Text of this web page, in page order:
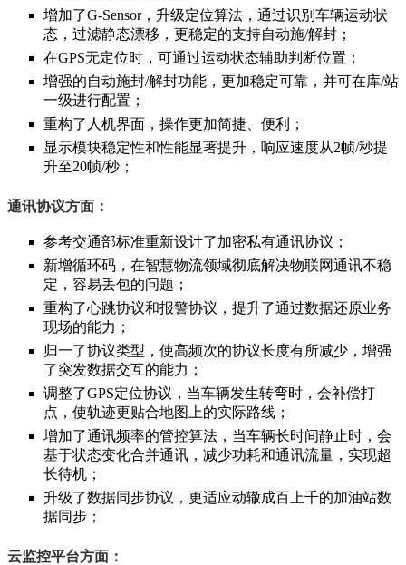
增加了G-Sensor，升级定位算法，通过识别车辆运动状
态，过滤静态漂移，更稳定的支持自动施/解封；
在GPS无定位时，可通过运动状态辅助判断位置；
增强的自动施封/解封功能，更加稳定可靠，并可在库/站
一级进行配置；
重构了人机界面，操作更加简捷、便利；
显示模块稳定性和性能显著提升，响应速度从2帧/秒提
升至20帧/秒；
通讯协议方面：
参考交通部标准重新设计了加密私有通讯协议；
新增循环码，在智慧物流领域彻底解决物联网通讯不稳
定，容易丢包的问题；
重构了心跳协议和报警协议，提升了通过数据还原业务
现场的能力；
归一了协议类型，使高频次的协议长度有所减少，增强
了突发数据交互的能力；
调整了GPS定位协议，当车辆发生转弯时，会补偿打
点，使轨迹更贴合地图上的实际路线；
增加了通讯频率的管控算法，当车辆长时间静止时，会
基于状态变化合并通讯，减少功耗和通讯流量，实现超
长待机；
升级了数据同步协议，更适应动辙成百上千的加油站数
据同步；
云监控平台方面：